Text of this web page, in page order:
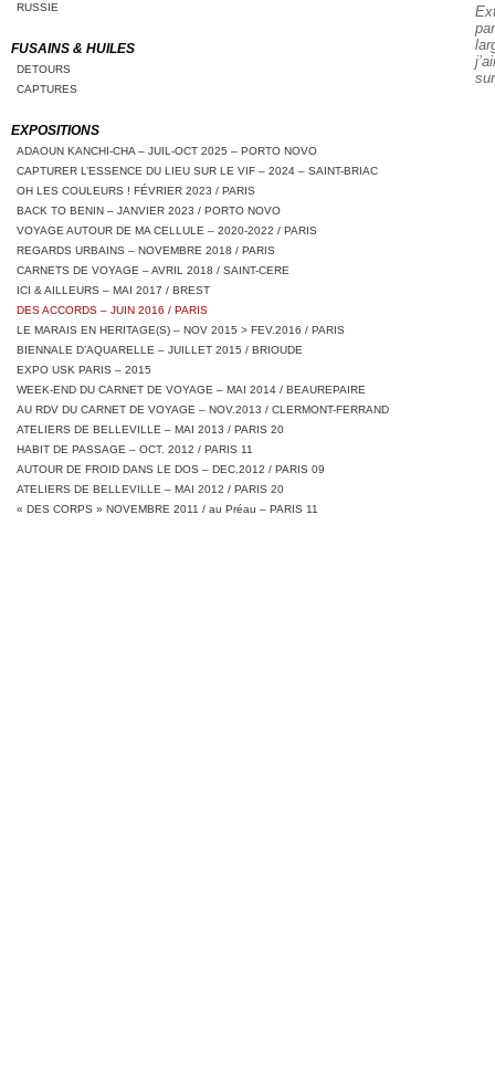
RUSSIE
FUSAINS & HUILES
DETOURS
CAPTURES
EXPOSITIONS
ADAOUN KANCHI-CHA – JUIL-OCT 2025 – PORTO NOVO
CAPTURER L’ESSENCE DU LIEU SUR LE VIF – 2024 – SAINT-BRIAC
OH LES COULEURS ! FÉVRIER 2023 / PARIS
BACK TO BENIN – JANVIER 2023 / PORTO NOVO
VOYAGE AUTOUR DE MA CELLULE – 2020-2022 / PARIS
REGARDS URBAINS – NOVEMBRE 2018 / PARIS
CARNETS DE VOYAGE – AVRIL 2018 / SAINT-CERE
ICI & AILLEURS – MAI 2017 / BREST
DES ACCORDS – JUIN 2016 / PARIS
LE MARAIS EN HERITAGE(S) – NOV 2015 > FEV.2016 / PARIS
BIENNALE D’AQUARELLE – JUILLET 2015 / BRIOUDE
EXPO USK PARIS – 2015
WEEK-END DU CARNET DE VOYAGE – MAI 2014 / BEAUREPAIRE
AU RDV DU CARNET DE VOYAGE – NOV.2013 / CLERMONT-FERRAND
ATELIERS DE BELLEVILLE – MAI 2013 / PARIS 20
HABIT DE PASSAGE – OCT. 2012 / PARIS 11
AUTOUR DE FROID DANS LE DOS – DEC.2012 / PARIS 09
ATELIERS DE BELLEVILLE – MAI 2012 / PARIS 20
« DES CORPS » NOVEMBRE 2011 / au Préau – PARIS 11